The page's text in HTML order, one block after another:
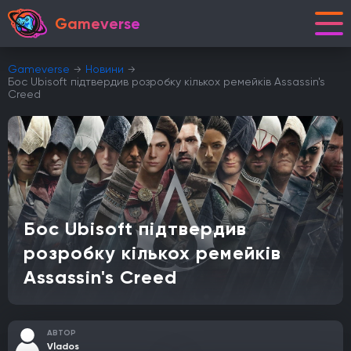
Gameverse
Gameverse
Новини
Бос Ubisoft підтвердив розробку кількох ремейків Assassin's
Creed
Бос Ubisoft підтвердив
розробку кількох ремейків
Assassin's Creed
АВТОР
Vlados